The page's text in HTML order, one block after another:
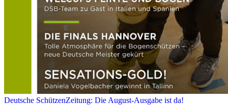
Deutsche SchützenZeitung: Die August-Ausgabe ist da!